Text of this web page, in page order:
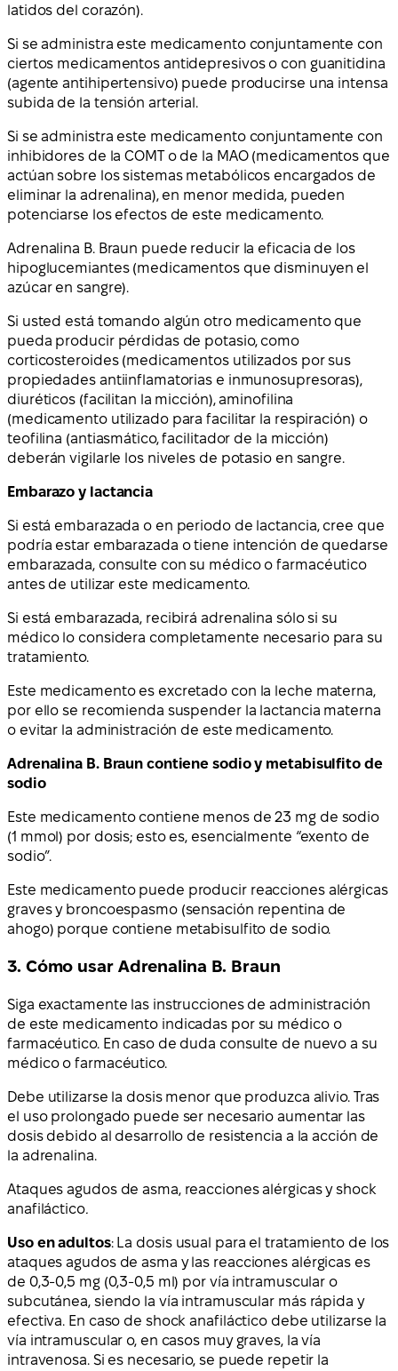
latidos del corazón).
Si se administra este medicamento conjuntamente con
ciertos medicamentos antidepresivos o con guanitidina
(agente antihipertensivo) puede producirse una intensa
subida de la tensión arterial.
Si se administra este medicamento conjuntamente con
inhibidores de la COMT o de la MAO (medicamentos que
actúan sobre los sistemas metabólicos encargados de
eliminar la adrenalina), en menor medida, pueden
potenciarse los efectos de este medicamento.
Adrenalina B. Braun puede reducir la eficacia de los
hipoglucemiantes (medicamentos que disminuyen el
azúcar en sangre).
Si usted está tomando algún otro medicamento que
pueda producir pérdidas de potasio, como
corticosteroides (medicamentos utilizados por sus
propiedades antiinflamatorias e inmunosupresoras),
diuréticos (facilitan la micción), aminofilina
(medicamento utilizado para facilitar la respiración) o
teofilina (antiasmático, facilitador de la micción)
deberán vigilarle los niveles de potasio en sangre.
Embarazo y lactancia
Si está embarazada o en periodo de lactancia, cree que
podría estar embarazada o tiene intención de quedarse
embarazada, consulte con su médico o farmacéutico
antes de utilizar este medicamento.
Si está embarazada, recibirá adrenalina sólo si su
médico lo considera completamente necesario para su
tratamiento.
Este medicamento es excretado con la leche materna,
por ello se recomienda suspender la lactancia materna
o evitar la administración de este medicamento.
Adrenalina B. Braun contiene sodio y metabisulfito de
sodio
Este medicamento contiene menos de 23 mg de sodio
(1 mmol) por dosis; esto es, esencialmente “exento de
sodio”.
Este medicamento puede producir reacciones alérgicas
graves y broncoespasmo (sensación repentina de
ahogo) porque contiene metabisulfito de sodio.
3. Cómo usar Adrenalina B. Braun
Siga exactamente las instrucciones de administración
de este medicamento indicadas por su médico o
farmacéutico. En caso de duda consulte de nuevo a su
médico o farmacéutico.
Debe utilizarse la dosis menor que produzca alivio. Tras
el uso prolongado puede ser necesario aumentar las
dosis debido al desarrollo de resistencia a la acción de
la adrenalina.
Ataques agudos de asma, reacciones alérgicas y shock
anafiláctico.
Uso en adultos: La dosis usual para el tratamiento de los
ataques agudos de asma y las reacciones alérgicas es
de 0,3-0,5 mg (0,3-0,5 ml) por vía intramuscular o
subcutánea, siendo la vía intramuscular más rápida y
efectiva. En caso de shock anafiláctico debe utilizarse la
vía intramuscular o, en casos muy graves, la vía
intravenosa. Si es necesario, se puede repetir la